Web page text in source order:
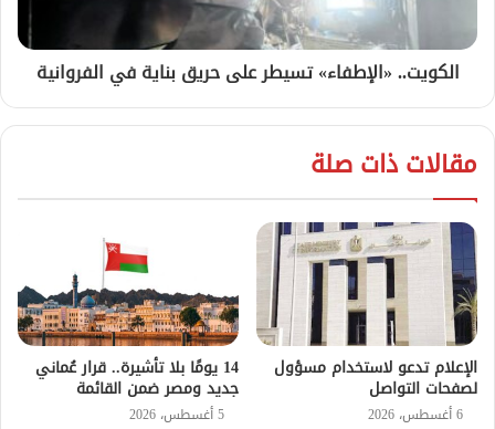
الكويت.. «الإطفاء» تسيطر على حريق بناية في الفروانية
مقالات ذات صلة
الإعلام تدعو لاستخدام مسؤول
لصفحات التواصل
6 أغسطس، 2026
14 يومًا بلا تأشيرة.. قرار عُماني
جديد ومصر ضمن القائمة
5 أغسطس، 2026